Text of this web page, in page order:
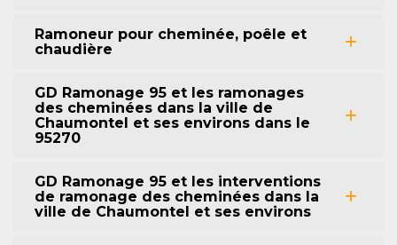
Ramoneur pour cheminée, poêle et
chaudière
GD Ramonage 95 et les ramonages
des cheminées dans la ville de
Chaumontel et ses environs dans le
95270
GD Ramonage 95 et les interventions
de ramonage des cheminées dans la
ville de Chaumontel et ses environs